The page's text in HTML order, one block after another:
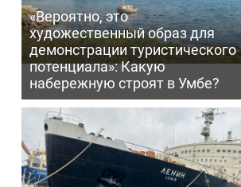
«Вероятно, это
художественный образ для
демонстрации туристического
потенциала»: Какую
набережную строят в Умбе?